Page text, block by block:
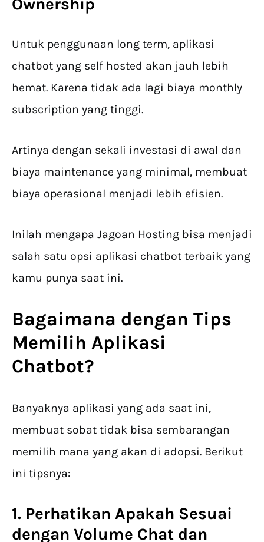
Untuk penggunaan long term, aplikasi
chatbot yang self hosted akan jauh lebih
hemat. Karena tidak ada lagi biaya monthly
subscription yang tinggi.
Artinya dengan sekali investasi di awal dan
biaya maintenance yang minimal, membuat
biaya operasional menjadi lebih efisien.
Inilah mengapa Jagoan Hosting bisa menjadi
salah satu opsi aplikasi chatbot terbaik yang
kamu punya saat ini.
Bagaimana dengan Tips
Memilih Aplikasi
Chatbot?
Banyaknya aplikasi yang ada saat ini,
membuat sobat tidak bisa sembarangan
memilih mana yang akan di adopsi. Berikut
ini tipsnya:
1. Perhatikan Apakah Sesuai
dengan Volume Chat dan